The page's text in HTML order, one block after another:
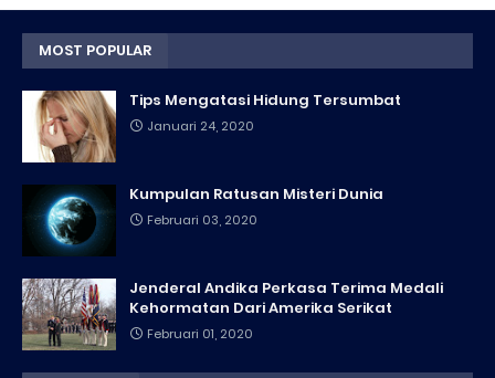
MOST POPULAR
Tips Mengatasi Hidung Tersumbat
Januari 24, 2020
Kumpulan Ratusan Misteri Dunia
Februari 03, 2020
Jenderal Andika Perkasa Terima Medali
Kehormatan Dari Amerika Serikat
Februari 01, 2020